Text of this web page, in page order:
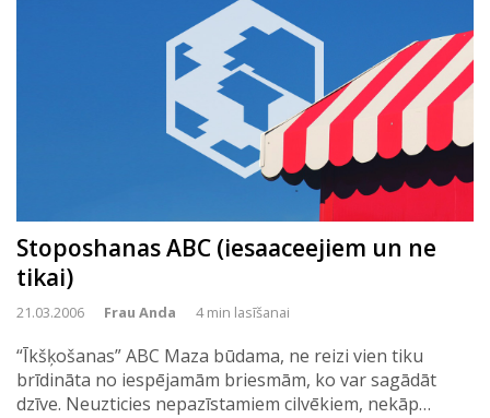
Stoposhanas ABC (iesaaceejiem un ne
tikai)
21.03.2006 Frau Anda 4 min lasīšanai
“Īkšķošanas” ABC Maza būdama, ne reizi vien tiku
brīdināta no iespējamām briesmām, ko var sagādāt
dzīve. Neuzticies nepazīstamiem cilvēkiem, nekāp…